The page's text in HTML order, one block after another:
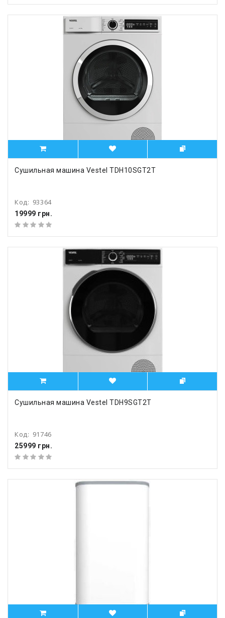
Сушильная машина Vestel TDH10SGT2T
Код: 93364
19999 грн.
Сушильная машина Vestel TDH9SGT2T
Код: 91746
25999 грн.